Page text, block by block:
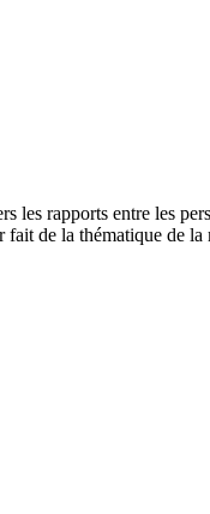
les rapports entre les
de la thématique de